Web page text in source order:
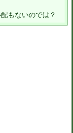
もないのでは？